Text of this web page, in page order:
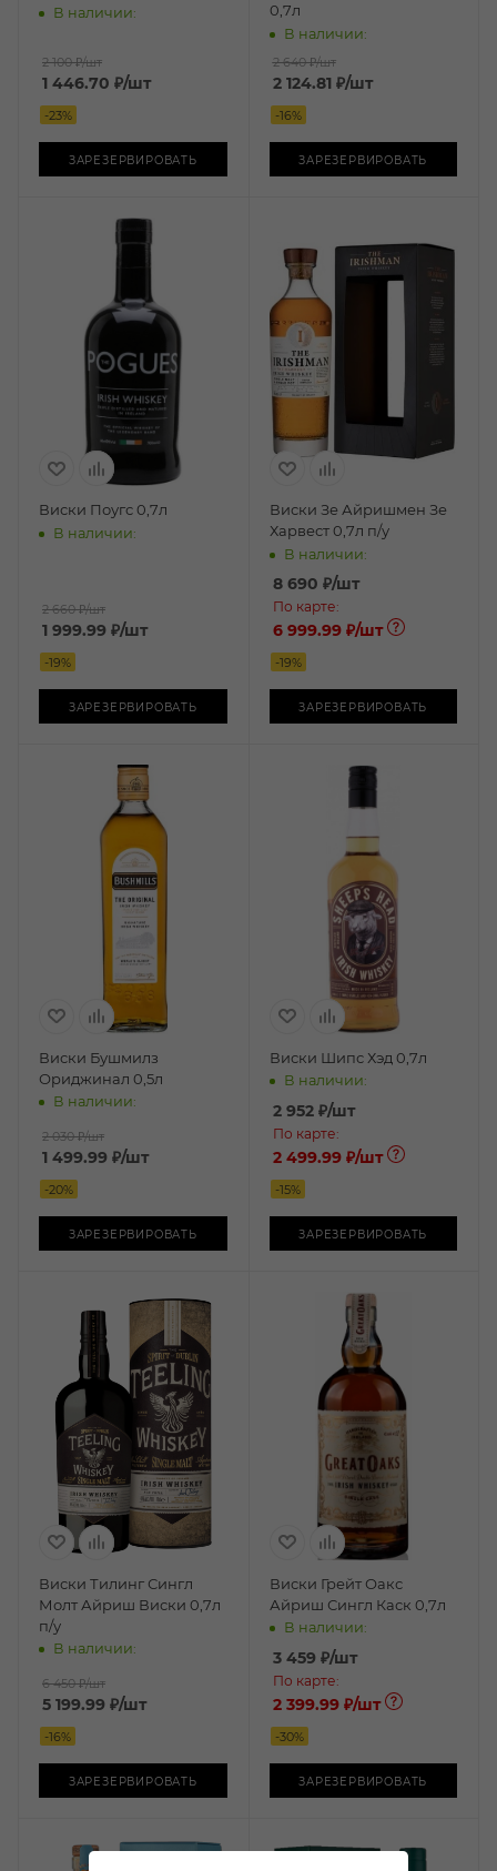
В наличии:
2 100 ₽/шт
1 446.70 ₽/шт
-23%
ЗАРЕЗЕРВИРОВАТЬ
0,7л
В наличии:
2 640 ₽/шт
2 124.81 ₽/шт
-16%
ЗАРЕЗЕРВИРОВАТЬ
Виски Поугс 0,7л
В наличии:
2 660 ₽/шт
1 999.99 ₽/шт
-19%
ЗАРЕЗЕРВИРОВАТЬ
Виски Зе Айришмен Зе
Харвест 0,7л п/у
В наличии:
8 690 ₽/шт
По карте:
6 999.99 ₽/шт
-19%
ЗАРЕЗЕРВИРОВАТЬ
Виски Бушмилз
Ориджинал 0,5л
В наличии:
2 030 ₽/шт
1 499.99 ₽/шт
-20%
ЗАРЕЗЕРВИРОВАТЬ
Виски Шипс Хэд 0,7л
В наличии:
2 952₽/шт
По карте:
2 499.99 ₽/шт
-15%
ЗАРЕЗЕРВИРОВАТЬ
Виски Тилинг Сингл
Молт Айриш Виски 0,7л
п/у
В наличии:
6 450 ₽/шт
5 199.99 ₽/шт
-16%
ЗАРЕЗЕРВИРОВАТЬ
Виски Грейт Оакс
Айриш Сингл Каск 0,7л
В наличии:
3 459₽/шт
По карте:
2 399.99 ₽/шт
-30%
ЗАРЕЗЕРВИРОВАТЬ